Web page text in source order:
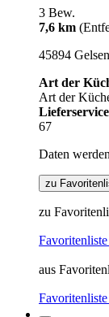
3 Bew.
7,6 km
45894
Art der
Art der
Lieferservice
67
Daten
zu
zu
aus